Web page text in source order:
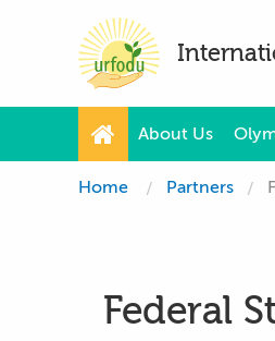
About Us
Home Partners
Federal